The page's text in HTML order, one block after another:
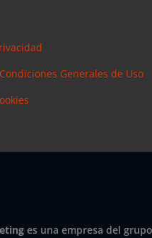
Generales de Uso
es una empresa del